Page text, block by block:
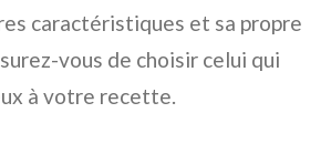
caractéristiques et sa propre
vous de choisir celui qui
à votre recette.